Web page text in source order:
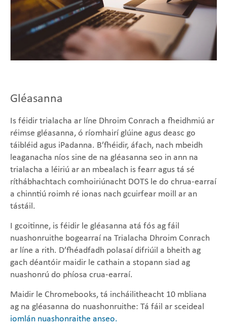
Gléasanna
Is féidir trialacha ar líne Dhroim Conrach a fheidhmiú ar
réimse gléasanna, ó ríomhairí glúine agus deasc go
táibléid agus iPadanna. B’fhéidir, áfach, nach mbeidh
leaganacha níos sine de na gléasanna seo in ann na
trialacha a léiriú ar an mbealach is fearr agus tá sé
ríthábhachtach comhoiriúnacht DOTS le do chrua-earraí
a chinntiú roimh ré ionas nach gcuirfear moill ar an
tástáil.
​I gcoitinne, is féidir le gléasanna atá fós ag fáil
nuashonruithe bogearraí na Trialacha Dhroim Conrach
ar líne a rith. D’fhéadfadh polasaí difriúil a bheith ag
gach déantóir maidir le cathain a stopann siad ag
nuashonrú do phíosa crua-earraí.
​Maidir le Chromebooks, tá incháilitheacht 10 mbliana
ag na gléasanna do nuashonruithe: Tá fáil ar sceideal
iomlán nuashonraithe anseo.